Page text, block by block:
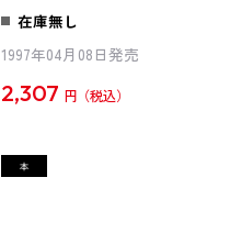
在庫無し
1997年04月08日発売
2,307 円